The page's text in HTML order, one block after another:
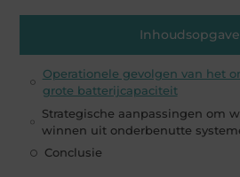
Inhoudsopgave
Operationele gevolgen van het
grote batterijcapaciteit
Strategische aanpassingen om
winnen uit onderbenutte
Conclusie